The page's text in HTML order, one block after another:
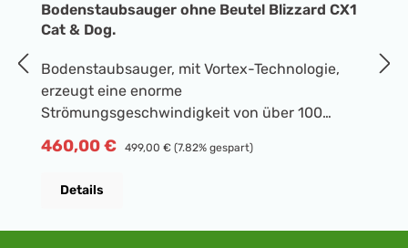
Bodenstaubsauger ohne Beutel Blizzard CX1
Cat & Dog.
Bodenstaubsauger, mit Vortex-Technologie,
erzeugt eine enorme
Strömungsgeschwindigkeit von über 100
konzipierten Bodendüse und der
beutellose Staubsauger eine erstklassige
Verkaufspreis:
460,00 € Regulärer Preis:
499,00 € (7.82% gespart)
Details